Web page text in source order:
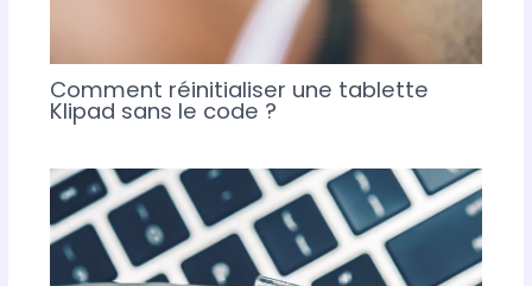
Comment réinitialiser une tablette
Klipad sans le code ?